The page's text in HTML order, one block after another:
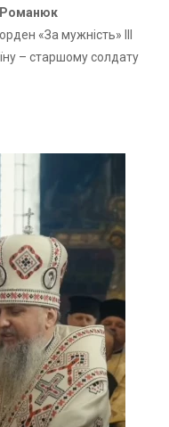
«За мужність» ІІІ
– старшому солдату